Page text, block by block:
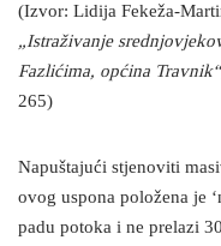
(Izvor: Lidija Fekeža-
„Istraživanje
Fazlićima, općina Travnik“
265)
Napuštajući stjenoviti
ovog uspona položena je
padu potoka i ne prelazi